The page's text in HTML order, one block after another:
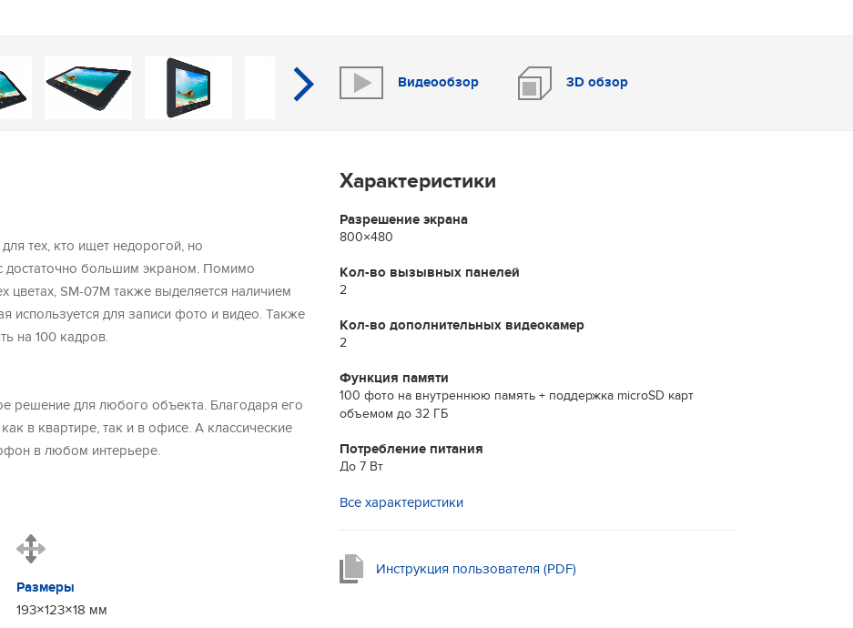
Видеообзор 3D обзор
тех, кто ищет недорогой, но
большим экраном. Помимо
цветах, SМ-07M также выделяется наличием
используется для записи фото и видео. Также
на 100 кадров.
решение для любого объекта. Благодаря его
в квартире, так и в офисе. А классические
в любом интерьере.
внутренней памятью куда помещаются
внешняя память – microSD карта
Размеры
193×123×18 мм
Характеристики
Разрешение экрана
800×480
Кол-во вызывных панелей
2
Кол-во дополнительных видеокамер
2
Функция памяти
100 фото на внутреннюю память + поддержка microSD карт
объемом до 32 ГБ
Потребление питания
До 7 Вт
Все характеристики
Инструкция пользователя (PDF)